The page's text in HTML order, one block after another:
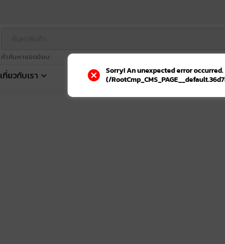
คำค้นหายอดนิยม
เกี่ยวกับเรา
Sorry! An unexpected error occurred.
(/